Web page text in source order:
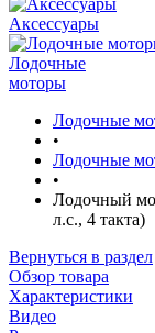
Аксессуары
Лодочные
моторы
Лодочные
•
Лодочные
•
Лодочный
л.с., 4 такта)
Вернуться в раздел
Обзор товара
Характеристики
Видео